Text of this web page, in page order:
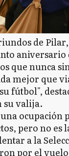
de
aniversario
que nunca
mejor que
fútbol",
su valija.
ocupación
pero no es
a la
por el